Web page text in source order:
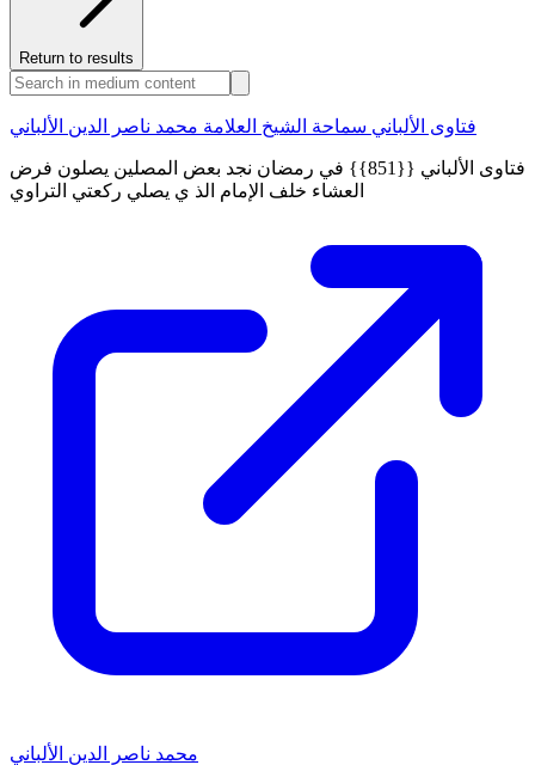
Return to results
فتاوى الألباني سماحة الشيخ العلامة محمد ناصر الدين الألباني
فتاوى الألباني {{851}} في رمضان نجد بعض المصلين يصلون فرض
العشاء خلف الإمام الذ ي يصلي ركعتي التراوي
محمد ناصر الدين الألباني